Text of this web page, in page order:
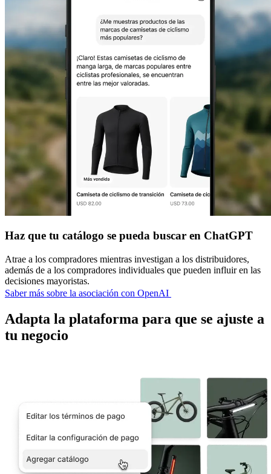
Haz que tu catálogo se pueda buscar en ChatGPT
Atrae a los compradores mientras investigan a los distribuidores,
además de a los compradores individuales que pueden influir en las
decisiones mayoristas.
Saber más sobre la asociación con OpenAI
Adapta la plataforma para que se ajuste a
tu negocio